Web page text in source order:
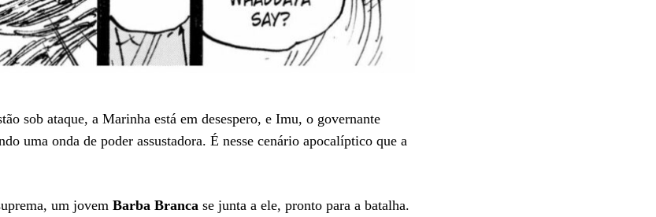
sob ataque, a Marinha está em desespero, e Imu, o governante
uma onda de poder assustadora. É nesse cenário apocalíptico que a
um jovem Barba Branca se junta a ele, pronto para a batalha.